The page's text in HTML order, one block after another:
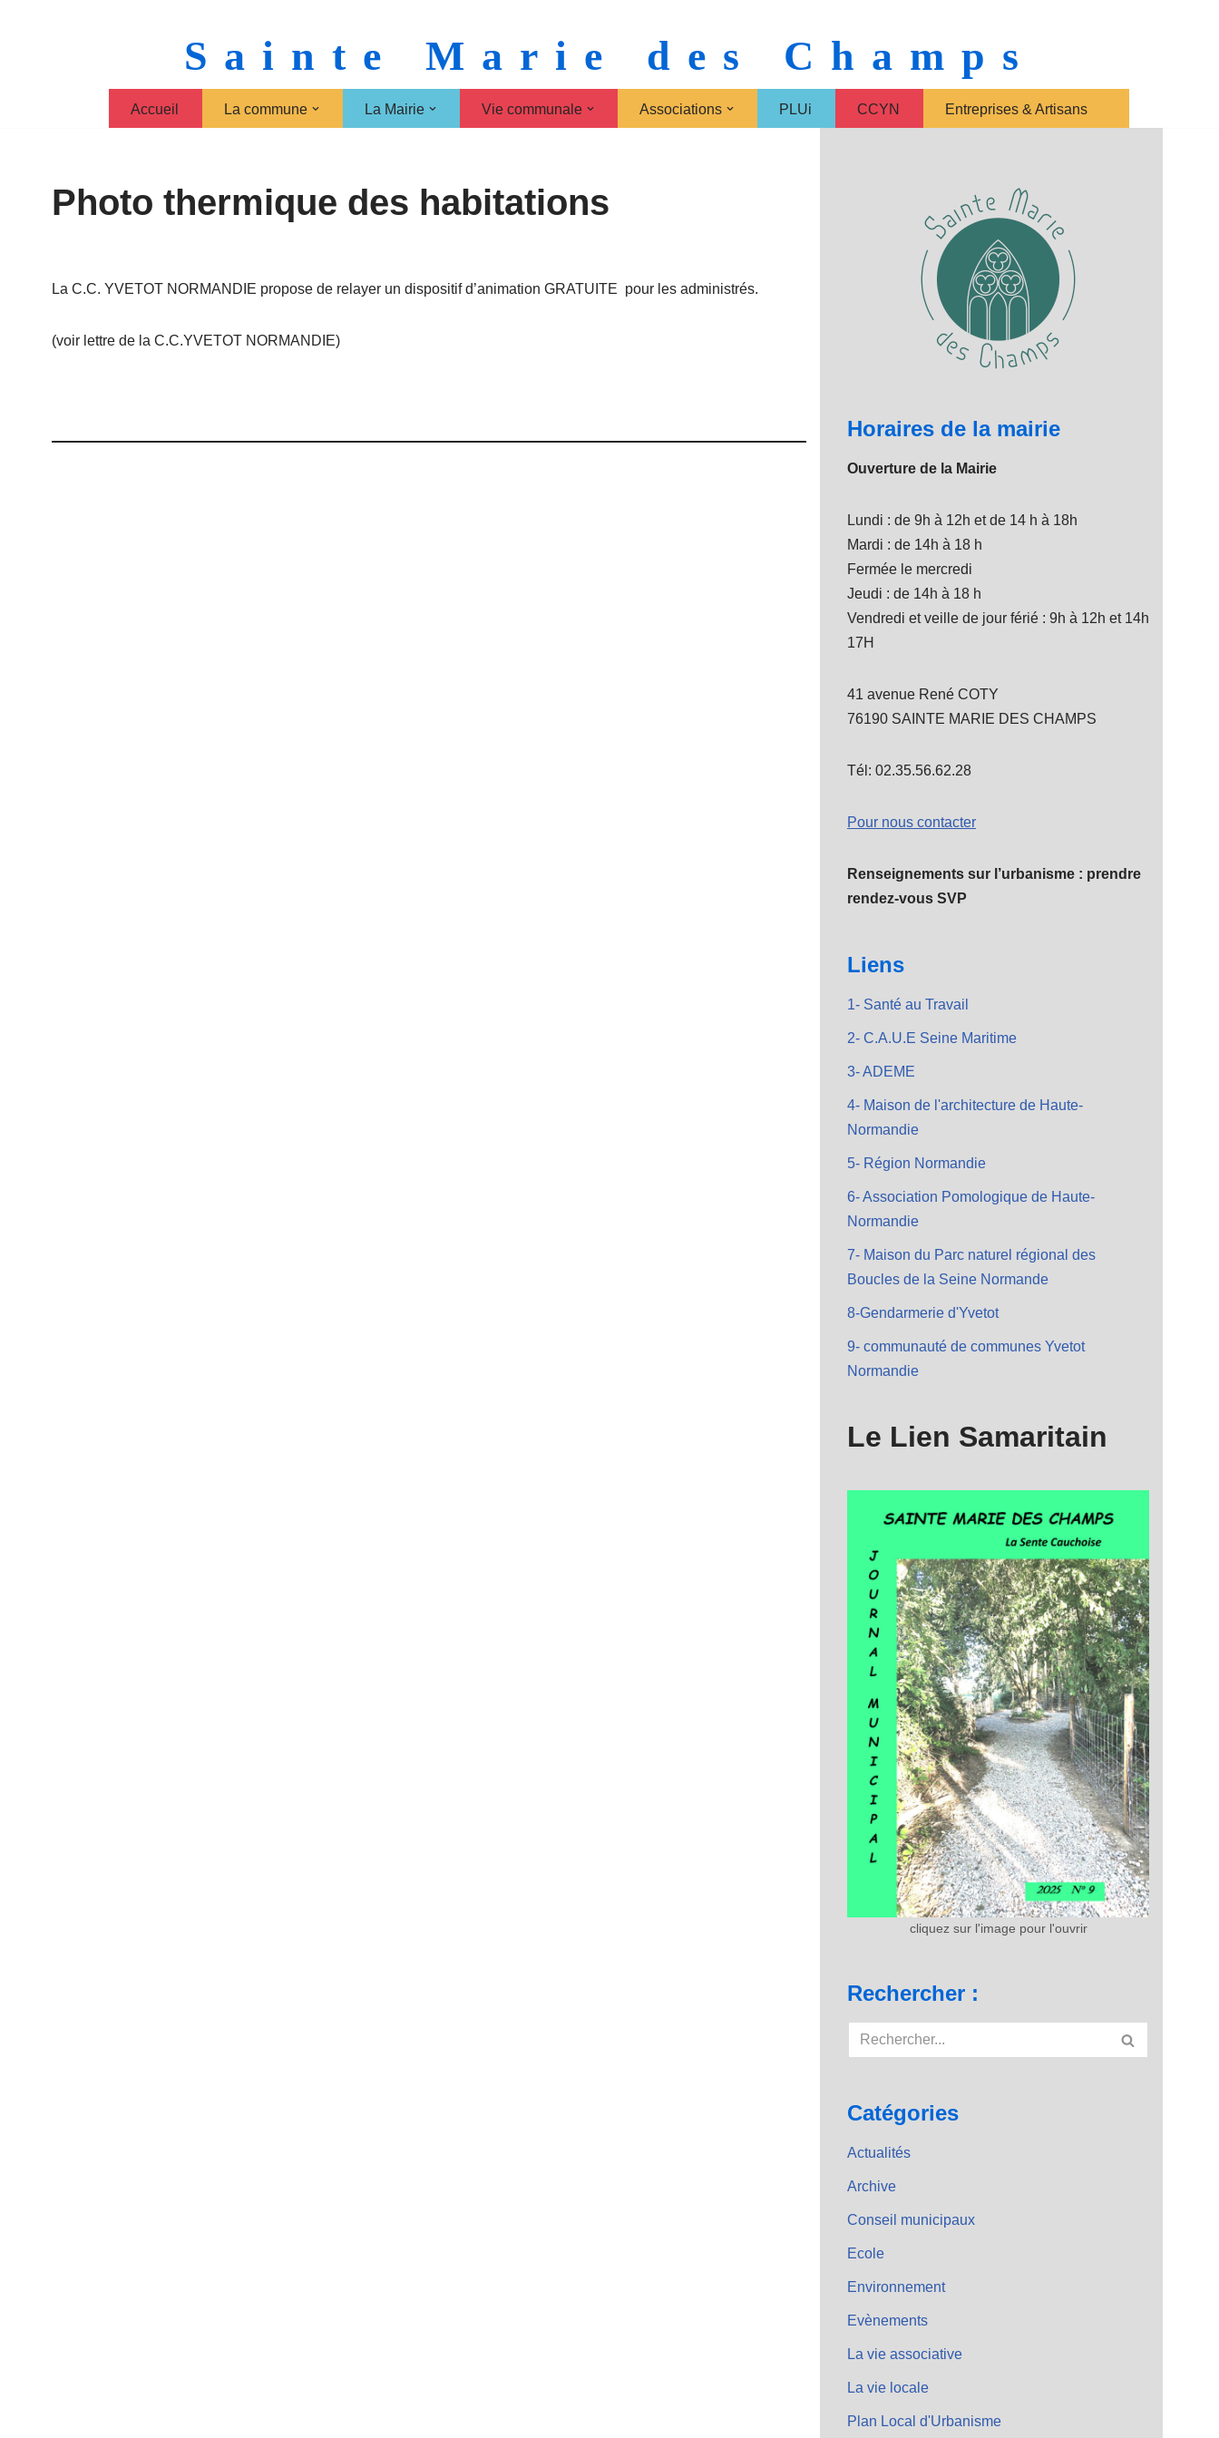
Sainte Marie des Champs
Accueil La commune La Mairie Vie communale Associations PLUi CCYN Entreprises & Artisans
Photo thermique des habitations
La C.C. YVETOT NORMANDIE propose de relayer un dispositif d’animation GRATUITE pour les administrés.
(voir lettre de la C.C.YVETOT NORMANDIE)
Horaires de la mairie
Ouverture de la Mairie
Lundi : de 9h à 12h et de 14 h à 18h
Mardi : de 14h à 18 h
Fermée le mercredi
Jeudi : de 14h à 18 h
Vendredi et veille de jour férié : 9h à 12h et 14h
17H
41 avenue René COTY
76190 SAINTE MARIE DES CHAMPS
Tél: 02.35.56.62.28
Pour nous contacter
Renseignements sur l’urbanisme : prendre
rendez-vous SVP
Liens
1- Santé au Travail
2- C.A.U.E Seine Maritime
3- ADEME
4- Maison de l'architecture de Haute-
Normandie
5- Région Normandie
6- Association Pomologique de Haute-
Normandie
7- Maison du Parc naturel régional des
Boucles de la Seine Normande
8-Gendarmerie d'Yvetot
9- communauté de communes Yvetot
Normandie
Le Lien Samaritain
cliquez sur l'image pour l'ouvrir
Rechercher :
Catégories
Actualités
Archive
Conseil municipaux
Ecole
Environnement
Evènements
La vie associative
La vie locale
Plan Local d'Urbanisme